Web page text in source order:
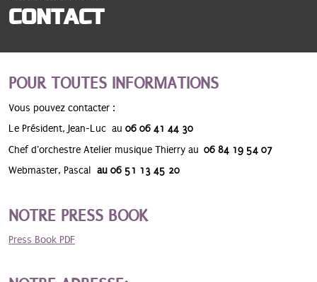
VOUS ÊTES ICI
CONTACT
POUR TOUTES INFORMATIONS
Vous pouvez contacter :
Le Président, Jean-Luc au 06 06 41 44 30
Chef d'orchestre Atelier musique Thierry au 06 84 19 54 07
Webmaster, Pascal
au 06 51 13 45 20
NOTRE PRESS BOOK
Press Book PDF